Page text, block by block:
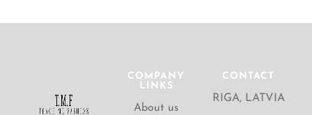
COMPANY
LINKS
About us
CONTACT
RIGA, LATVIA